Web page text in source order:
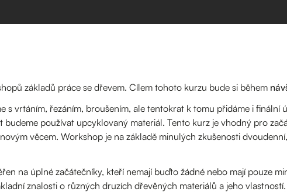
základů práce se dřevem. Cílem tohoto kurzu bude si během
s vrtáním, řezáním, broušením, ale tentokrat k tomu přidáme i finální
budeme používat upcyklovaný materiál. Tento kurz je vhodný pro
věcem. Workshop je na základě minulých zkušenosti
na úplné začátečníky, kteří nemají buďto žádné nebo mají pouze
znalosti o různých druzích dřevěných materiálů a jeho